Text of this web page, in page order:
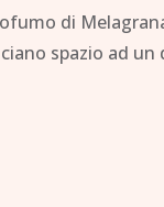
di
spazio ad un